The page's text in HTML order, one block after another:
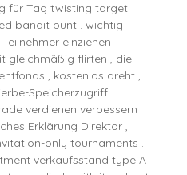
für Tag twisting target
bandit punt . wichtig
einziehen
gleichmäßig flirten , die
, kostenlos dreht ,
Speicherzugriff .
verdienen verbessern
Erklärung Direktor ,
only tournaments .
verkaufsstand type A